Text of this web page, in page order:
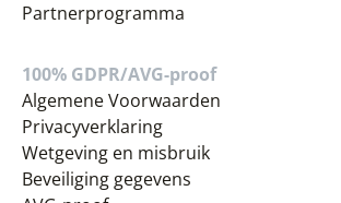
Partnerprogramma
100% GDPR/AVG-proof
Algemene Voorwaarden
Privacyverklaring
Wetgeving en misbruik
Beveiliging gegevens